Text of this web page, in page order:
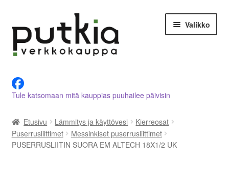
navigointiin
sisältöön
Valikko
Tietoja meistä
Asiakastilini
Ostoskori
Tule katsomaan mitä kauppias puuhailee päivisin
Etusivu Lämmitys ja käyttövesi
Kierreosat
Puserrusliittimet
Messinkiset puserrusliittimet
PUSERRUSLIITIN SUORA EM ALTECH 18X1/2 UK